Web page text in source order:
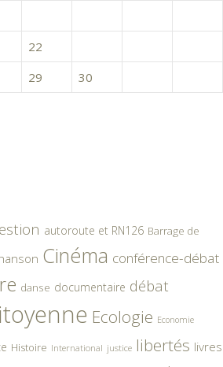
22
29 30
autoroute et RN126 Barrage de
Cinéma conférence-débat
danse documentaire débat
Ecologie Economie
Histoire International justice libertés livres